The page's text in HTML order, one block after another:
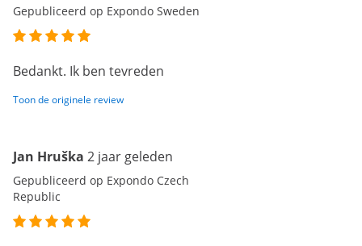
Gepubliceerd op Expondo Sweden
Bedankt. Ik ben tevreden
Toon de originele review
Jan Hruška 2 jaar geleden
Gepubliceerd op Expondo Czech
Republic